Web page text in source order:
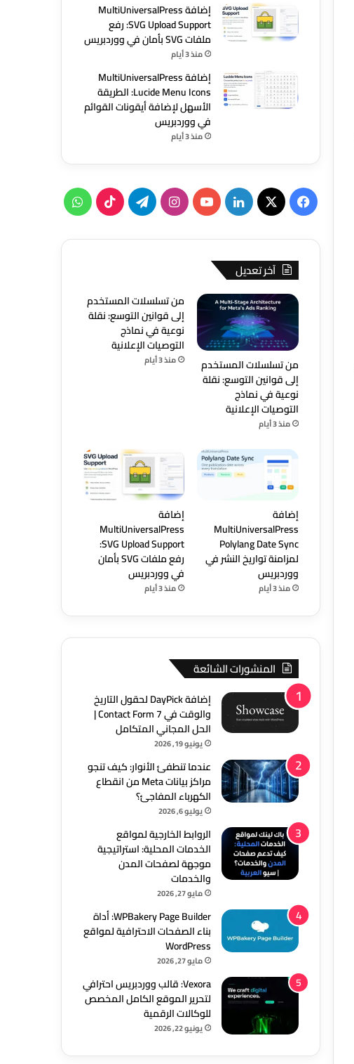
إضافة MultiUniversalPress
SVG Upload Support: رفع
ملفات SVG بأمان في ووردبريس
منذ 3 أيام
إضافة MultiUniversalPress
Lucide Menu Icons: الطريقة
الأسهل لإضافة أيقونات القوائم
في ووردبريس
منذ 3 أيام
فيسبوك
‫X لينكدإن‫YouTubeانستقرامتيلقرام‫TikTokواتساب
آخر تعديل
من تسلسلات المستخدم
إلى قوانين التوسع: نقلة
نوعية في نماذج
التوصيات الإعلانية
منذ 3 أيام
من تسلسلات المستخدم
إلى قوانين التوسع: نقلة
نوعية في نماذج
التوصيات الإعلانية
منذ 3 أيام
إضافة
MultiUniversalPress
Polylang Date Sync
لمزامنة تواريخ النشر في
ووردبريس
منذ 3 أيام
إضافة
MultiUniversalPress
SVG Upload Support:
رفع ملفات SVG بأمان
في ووردبريس
منذ 3 أيام
المنشورات الشائعة
إضافة DayPick لحقول التاريخ
والوقت في Contact Form 7 |
الحل المجاني المتكامل
يونيو 19, 2026
عندما تنطفئ الأنوار: كيف تنجو
مراكز بيانات Meta من انقطاع
الكهرباء المفاجئ؟
يوليو 6, 2026
الروابط الخارجية لمواقع
الخدمات المحلية: استراتيجية
موجهة لصفحات المدن
والخدمات
مايو 27, 2026
WPBakery Page Builder: أداة
بناء الصفحات الاحترافية لمواقع
WordPress
مايو 27, 2026
Vexora: قالب ووردبريس احترافي
لتحرير الموقع الكامل المخصص
للوكالات الرقمية
يونيو 22, 2026